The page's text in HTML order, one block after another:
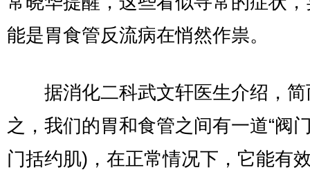
能是胃食管反流病在悄然作祟。
据消化二科武文轩医生介绍，简
之，我们的胃和食管之间有一道“阀
门括约肌)，在正常情况下，它能有